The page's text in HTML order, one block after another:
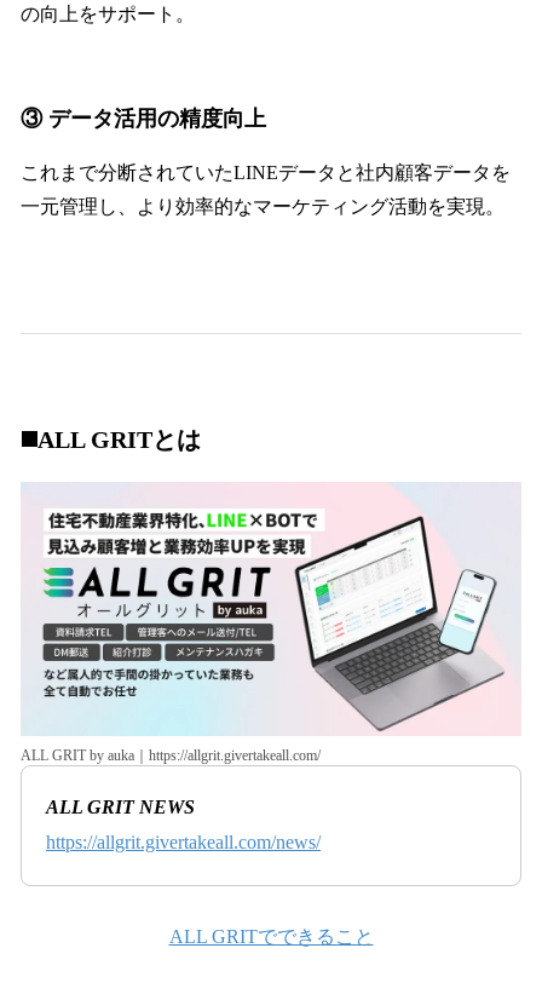
の向上をサポート。
③ データ活用の精度向上
これまで分断されていたLINEデータと社内顧客データを
一元管理し、より効率的なマーケティング活動を実現。
◼️ALL GRITとは
ALL GRIT by auka｜https://allgrit.givertakeall.com/
ALL GRIT NEWS
https://allgrit.givertakeall.com/news/
ALL GRITでできること